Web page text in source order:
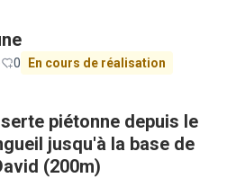
0 En cours de réalisation
piétonne depuis le
jusqu'à la base de
(200m)